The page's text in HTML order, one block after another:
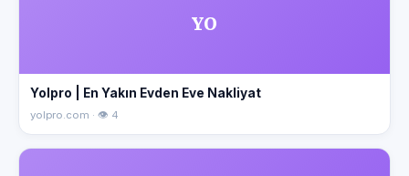
YO
Yolpro | En Yakın Evden Eve Nakliyat
yolpro.com · 👁 4